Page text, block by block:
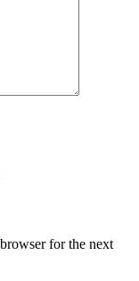
for the next